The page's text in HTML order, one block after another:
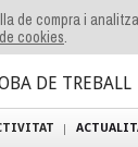
de compra i
cookies.
DE TREBALL